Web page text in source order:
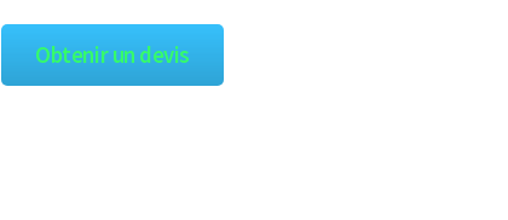
Obtenir un devis